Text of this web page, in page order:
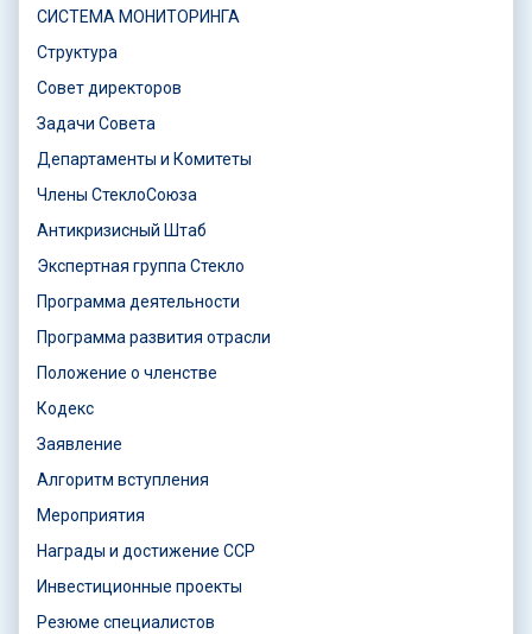
СИСТЕМА МОНИТОРИНГА
Структура
Совет директоров
Задачи Совета
Департаменты и Комитеты
Члены СтеклоСоюза
Антикризисный Штаб
Экспертная группа Стекло
Программа деятельности
Программа развития отрасли
Положение о членстве
Кодекс
Заявление
Алгоритм вступления
Мероприятия
Награды и достижение ССР
Инвестиционные проекты
Резюме специалистов